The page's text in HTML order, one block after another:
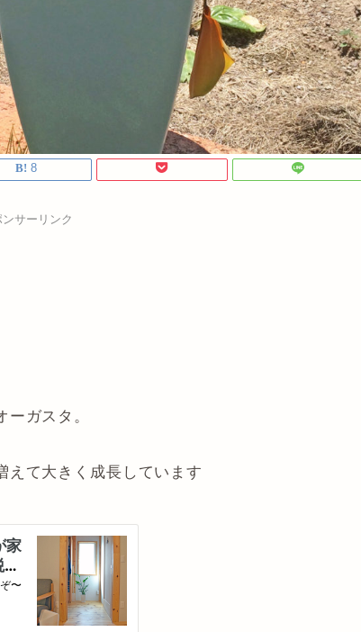
8
サーリンク
ガスタ。
えて大きく成長しています